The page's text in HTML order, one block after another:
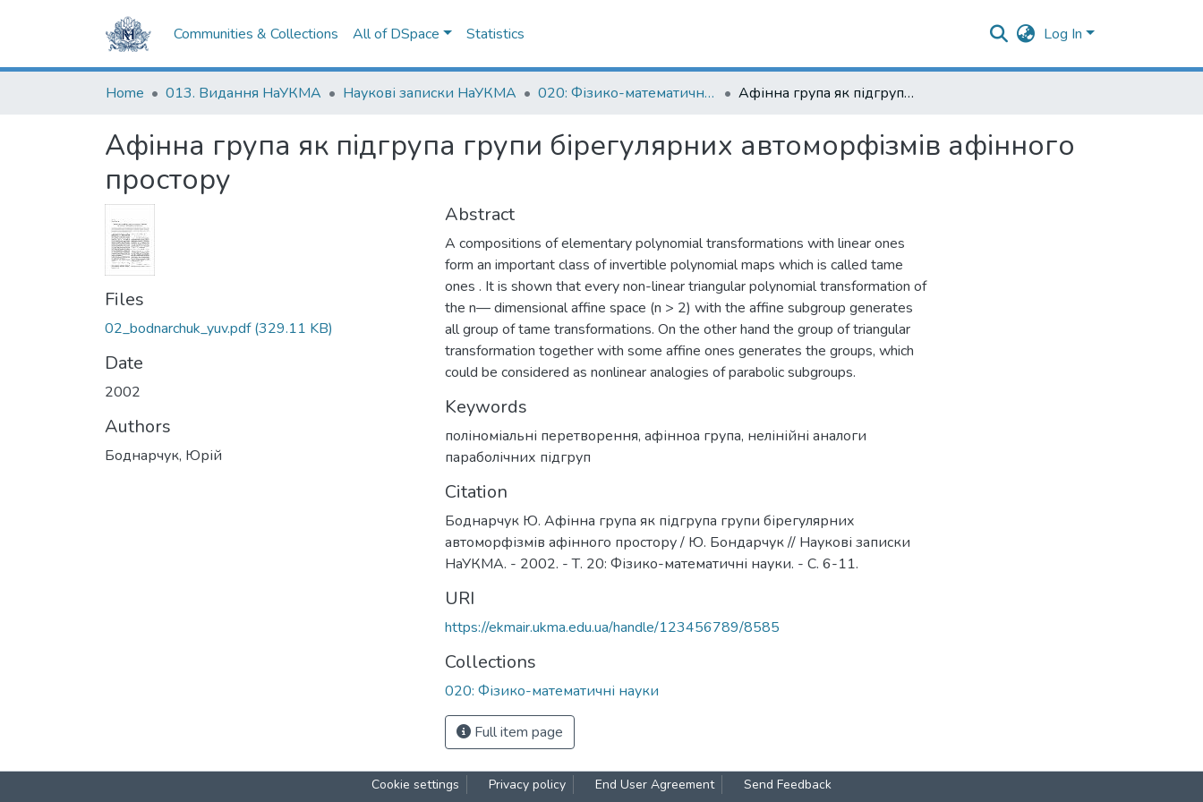
Communities & Collections All of DSpace Statistics Log In
Home 013. Видання НаУКМА Наукові записки НаУКМА 020: Фізико-математичні науки Афінна група як підгрупа групи бірегулярних автоморфізмів афінного простору
Афінна група як підгрупа групи бірегулярних автоморфізмів афінного
простору
Files
02_bodnarchuk_yuv.pdf(329.11 KB)
Date
2002
Authors
Боднарчук, Юрій
Abstract
A compositions of elementary polynomial transformations with linear ones
form an important class of invertible polynomial maps which is called tame
ones . It is shown that every non-linear triangular polynomial transformation of
the n— dimensional affine space (n > 2) with the affine subgroup generates
all group of tame transformations. On the other hand the group of triangular
transformation together with some affine ones generates the groups, which
could be considered as nonlinear analogies of parabolic subgroups.
Keywords
поліноміальні перетворення, афінноа група, нелінійні аналоги
параболічних підгруп
Citation
Боднарчук Ю. Афінна група як підгрупа групи бірегулярних
автоморфізмів афінного простору / Ю. Бондарчук // Наукові записки
НаУКМА. - 2002. - Т. 20: Фізико-математичні науки. - С. 6-11.
URI
https://ekmair.ukma.edu.ua/handle/123456789/8585
Collections
020: Фізико-математичні науки
Full item page
Cookie settings Privacy policy End User Agreement Send Feedback